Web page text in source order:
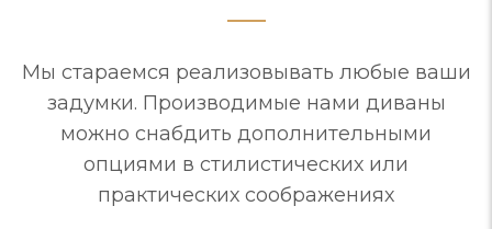
Мы стараемся реализовывать любые ваши
задумки. Производимые нами диваны
можно снабдить дополнительными
опциями в стилистических или
практических соображениях